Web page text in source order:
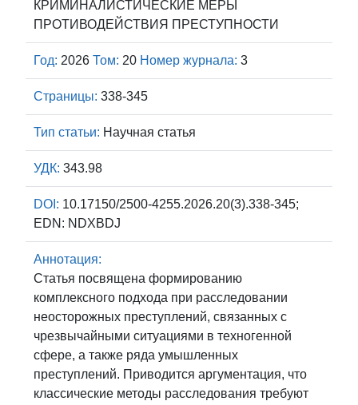
КРИМИНАЛИСТИЧЕСКИЕ МЕРЫ
ПРОТИВОДЕЙСТВИЯ ПРЕСТУПНОСТИ
Год: 2026 Том: 20 Номер журнала: 3
Страницы: 338-345
Тип статьи: Научная статья
УДК: 343.98
DOI: 10.17150/2500-4255.2026.20(3).338-345;
EDN: NDXBDJ
Аннотация:
Статья посвящена формированию
комплексного подхода при расследовании
неосторожных преступлений, связанных с
чрезвычайными ситуациями в техногенной
сфере, а также ряда умышленных
преступлений. Приводится аргументация, что
классические методы расследования требуют